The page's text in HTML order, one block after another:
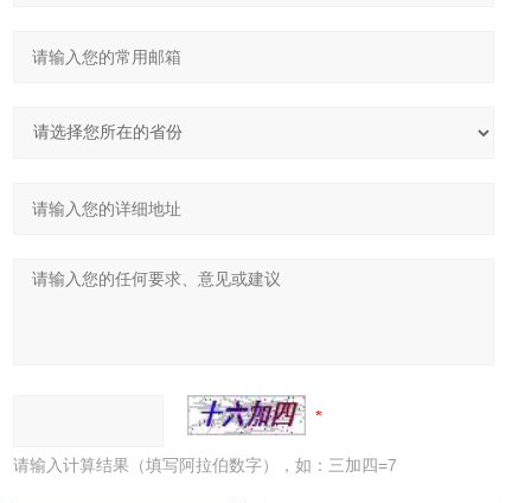
请输入计算结果（填写阿拉伯数字），如：三加四=7